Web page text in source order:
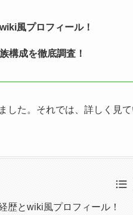
風プロフィール！
構成を徹底調査！
した。それでは、詳しく見て
歴とwiki風プロフィール！